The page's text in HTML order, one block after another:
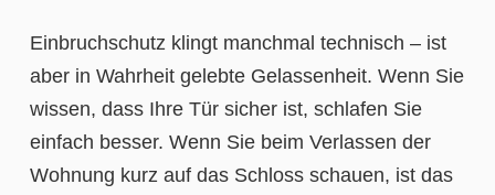
Einbruchschutz klingt manchmal technisch – ist
aber in Wahrheit gelebte Gelassenheit. Wenn Sie
wissen, dass Ihre Tür sicher ist, schlafen Sie
einfach besser. Wenn Sie beim Verlassen der
Wohnung kurz auf das Schloss schauen, ist das